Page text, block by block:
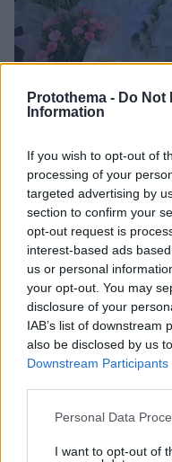
Protothema - Do Not
Information
If you wish to opt-out of
processing of your
targeted advertising by
section to confirm your
opt-out request is
interest-based ads
us or personal
your opt-out. You may
disclosure of your
IAB’s list of downstream
also be disclosed by us
Downstream Participants
Please note that this
not limited to your visit
Personal Data
I want to opt-out of
Ακολουθήστε το
και μάθετε πρώτοι
Δείτε όλες τις
και τον Κόσμο, τη
Protothema.gr